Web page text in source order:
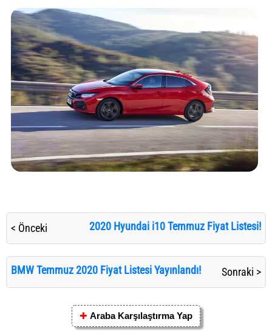
< Önceki 2020 Hyundai i10 Temmuz Fiyat Listesi!
BMW Temmuz 2020 Fiyat Listesi Yayınlandı! Sonraki >
✚ Araba Karşılaştırma Yap